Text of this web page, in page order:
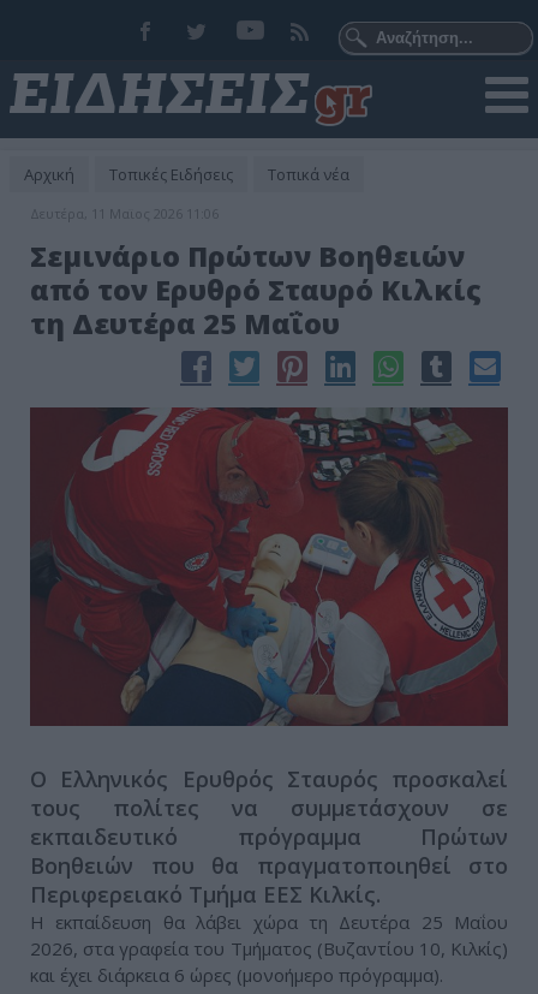
Αρχική Τοπικές Ειδήσεις Τοπικά νέα
Δευτέρα, 11 Μαϊος 2026 11:06
Σεμινάριο Πρώτων Βοηθειών
από τον Ερυθρό Σταυρό Κιλκίς
τη Δευτέρα 25 Μαΐου
Ο Ελληνικός Ερυθρός Σταυρός προσκαλεί
τους πολίτες να συμμετάσχουν σε
εκπαιδευτικό πρόγραμμα Πρώτων
Βοηθειών που θα πραγματοποιηθεί στο
Περιφερειακό Τμήμα ΕΕΣ Κιλκίς.
Η εκπαίδευση θα λάβει χώρα τη Δευτέρα 25 Μαΐου
2026, στα γραφεία του Τμήματος (Βυζαντίου 10, Κιλκίς)
και έχει διάρκεια 6 ώρες (μονοήμερο πρόγραμμα).